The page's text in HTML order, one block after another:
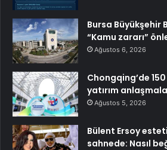
Bursa Büyükşehir
“Kamu zararı”
Ağustos 6, 2026
Chongqing’de
yatırım
Ağustos 5, 2026
Bülent Ersoy
sahnede: Nasıl